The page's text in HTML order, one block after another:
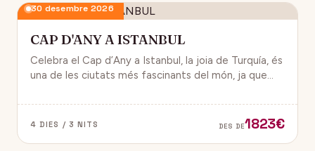
30 desembre 2026
CAP D'ANY A ISTANBUL
Celebra el Cap d’Any a Istanbul, la joia de Turquía, és
una de les ciutats més fascinants del món, ja que
gaudir d’un ambient de festa i alegría.
4 DIES / 3 NITS DES DE1823€